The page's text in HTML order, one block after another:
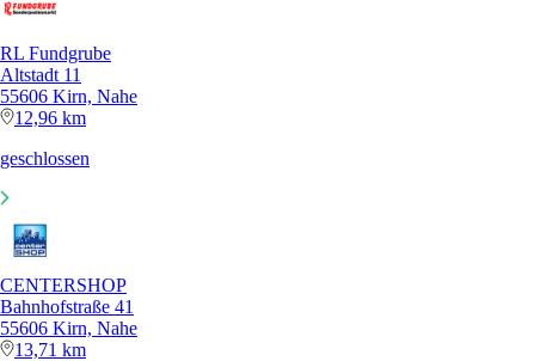
RL Fundgrube
Altstadt 11
55606 Kirn, Nahe
12,96 km
geschlossen
CENTERSHOP
Bahnhofstraße 41
55606 Kirn, Nahe
13,71 km